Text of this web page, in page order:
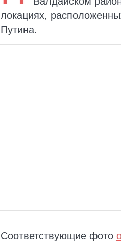
локациях,
Путина.
Соответствующие фото